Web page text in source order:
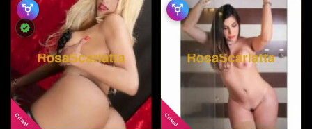
Cristal Cristal